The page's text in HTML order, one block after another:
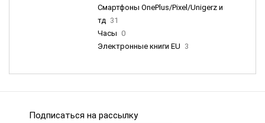
Смартфоны OnePlus/Pixel/Unigerz и
тд 31
Часы 0
Электронные книги EU 3
Подписаться на рассылку